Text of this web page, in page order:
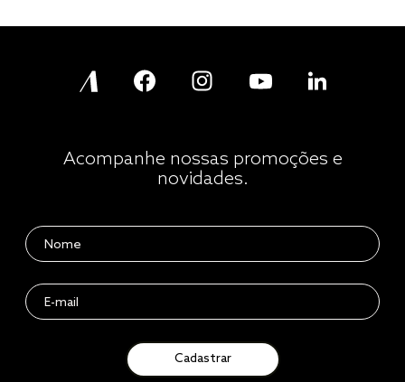
Acompanhe nossas promoções e
novidades.
Cadastrar